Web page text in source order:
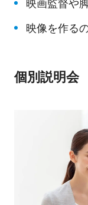
映画監督や
映像を作る
個別説明会